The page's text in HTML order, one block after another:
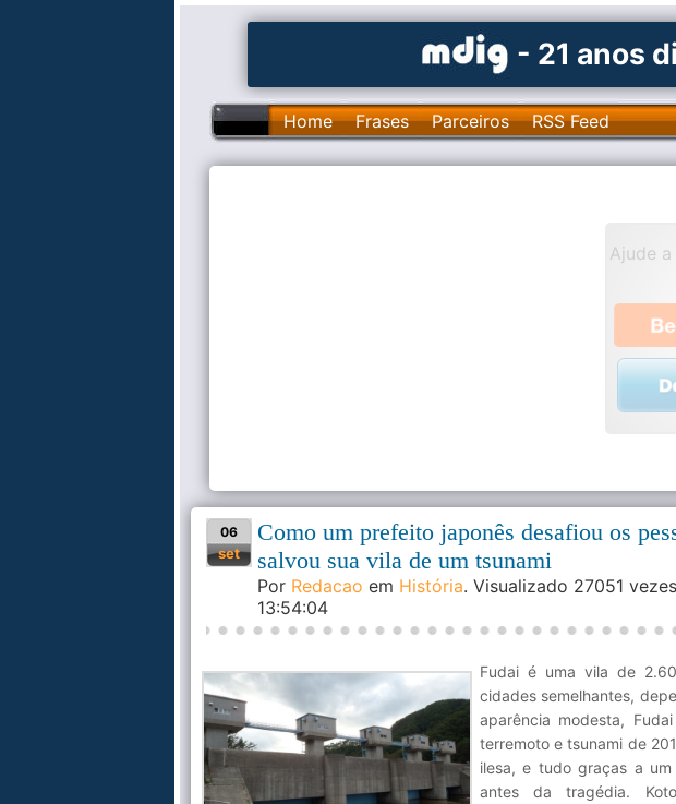
- 21 anos
Home Frases Parceiros RSS Feed
Ajude
06
set
Como um prefeito japonês desafiou os
salvou sua vila de um tsunami
Por Redacao em História. Visualizado 27051
13:54:04
Fudai é uma vila de
cidades semelhantes,
aparência modesta,
terremoto e tsunami de
ilesa, e tudo graças a um
antes da tragédia.